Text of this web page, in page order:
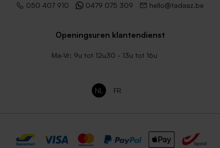
050 407 910 0479 075 309 hello@tadaaz.be
Openingsuren klantendienst
Ma-Vr: 9u tot 12u30 - 13u tot 16u
NL FR